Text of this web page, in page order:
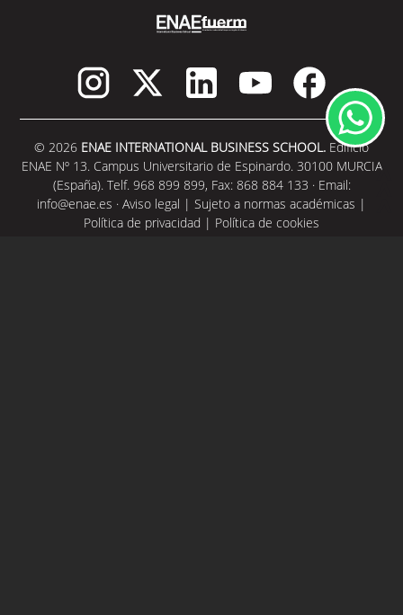
© 2026 ENAE INTERNATIONAL BUSINESS SCHOOL. Edificio
ENAE Nº 13. Campus Universitario de Espinardo. 30100 MURCIA
(España). Telf. 968 899 899, Fax: 868 884 133 · Email:
info@enae.es · Aviso legal | Sujeto a normas académicas |
Política de privacidad | Política de cookies